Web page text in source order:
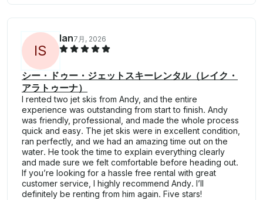
IS
Ian7月, 2026
シー・ドゥー・ジェットスキーレンタル（レイク・
アラトゥーナ）
I rented two jet skis from Andy, and the entire
experience was outstanding from start to finish. Andy
was friendly, professional, and made the whole process
quick and easy. The jet skis were in excellent condition,
ran perfectly, and we had an amazing time out on the
water. He took the time to explain everything clearly
and made sure we felt comfortable before heading out.
If you’re looking for a hassle free rental with great
customer service, I highly recommend Andy. I’ll
definitely be renting from him again. Five stars!